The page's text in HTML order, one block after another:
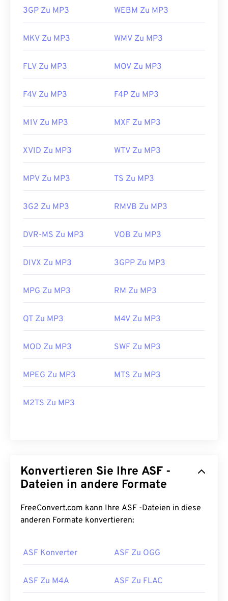
3GP Zu MP3 WEBM Zu MP3
MKV Zu MP3 WMV Zu MP3
FLV Zu MP3 MOV Zu MP3
F4V Zu MP3 F4P Zu MP3
M1V Zu MP3 MXF Zu MP3
XVID Zu MP3 WTV Zu MP3
MPV Zu MP3 TS Zu MP3
3G2 Zu MP3 RMVB Zu MP3
DVR-MS Zu MP3 VOB Zu MP3
DIVX Zu MP3 3GPP Zu MP3
MPG Zu MP3 RM Zu MP3
QT Zu MP3 M4V Zu MP3
MOD Zu MP3 SWF Zu MP3
MPEG Zu MP3 MTS Zu MP3
M2TS Zu MP3
Konvertieren Sie Ihre ASF -
Dateien in andere Formate
FreeConvert.com kann Ihre ASF -Dateien in diese
anderen Formate konvertieren:
ASF Konverter ASF Zu OGG
ASF Zu M4A ASF Zu FLAC